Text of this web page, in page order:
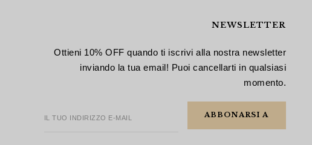
NEWSLETTER
Ottieni 10% OFF quando ti iscrivi alla nostra newsletter
inviando la tua email! Puoi cancellarti in qualsiasi
momento.
IL TUO INDIRIZZO E-MAIL